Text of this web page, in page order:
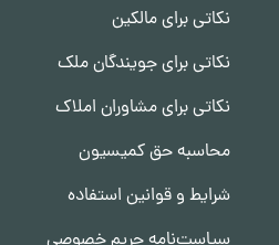
نکاتی برای مالکین
نکاتی برای جویندگان ملک
نکاتی برای مشاوران املاک
محاسبه حق کمیسیون
شرایط و قوانین استفاده